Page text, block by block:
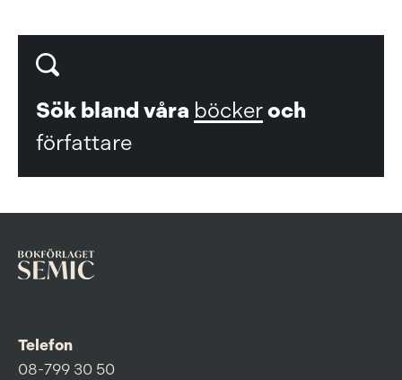
Sök bland våra böckeroch
författare
Telefon
08-799 30 50